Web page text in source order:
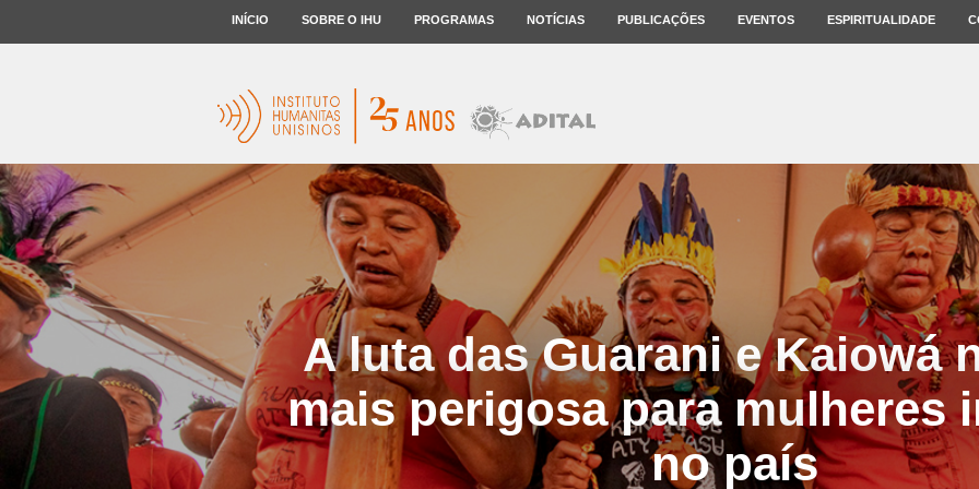
INÍCIO SOBRE O IHU PROGRAMAS NOTÍCIAS PUBLICAÇÕES EVENTOS ESPIRITUALIDADE
A luta das Guarani e Kaiowá
mais perigosa para mulheres
no país